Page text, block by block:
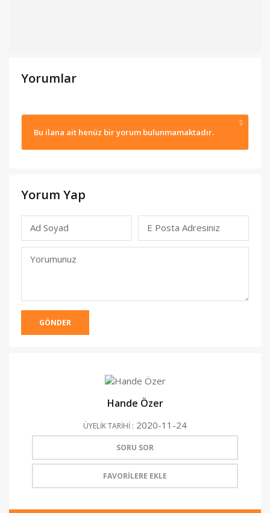
Yorumlar
Bu ilana ait henüz bir yorum bulunmamaktadır.
Yorum Yap
Ad Soyad E Posta Adresiniz
Yorumunuz
GÖNDER
Hande Özer
ÜYELİK TARİHİ : 2020-11-24
SORU SOR
FAVORİLERE EKLE